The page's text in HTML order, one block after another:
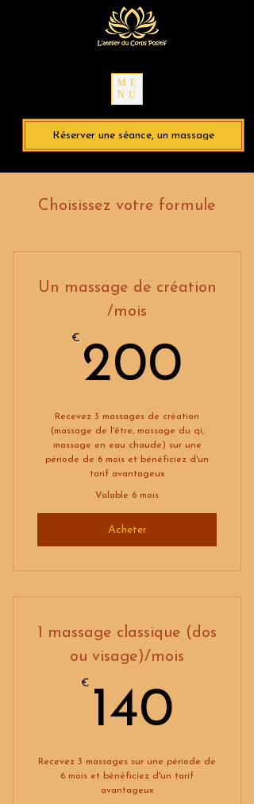
ME
NU
Réserver une séance, un massage
Choisissez votre formule
Un massage de création
/mois
€ 200
Recevez 3 massages de création
(massage de l'être, massage du qi,
massage en eau chaude) sur une
période de 6 mois et bénéficiez d'un
tarif avantageux
Valable 6 mois
Acheter
1 massage classique (dos
ou visage)/mois
€ 140
Recevez 3 massages sur une période de
6 mois et bénéficiez d'un tarif
avantageux